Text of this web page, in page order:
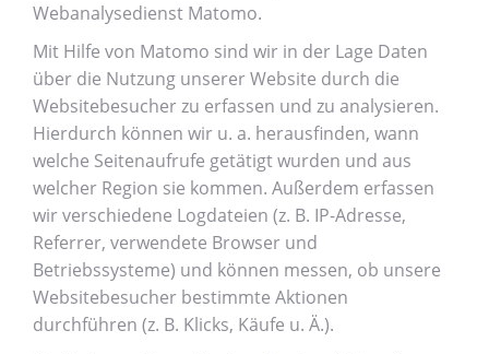
Webanalysedienst Matomo.
Mit Hilfe von Matomo sind wir in der Lage Daten
über die Nutzung unserer Website durch die
Websitebesucher zu erfassen und zu analysieren.
Hierdurch können wir u. a. herausfinden, wann
welche Seitenaufrufe getätigt wurden und aus
welcher Region sie kommen. Außerdem erfassen
wir verschiedene Logdateien (z. B. IP-Adresse,
Referrer, verwendete Browser und
Betriebssysteme) und können messen, ob unsere
Websitebesucher bestimmte Aktionen
durchführen (z. B. Klicks, Käufe u. Ä.).